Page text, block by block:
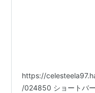
https://
/024850 ショートバ